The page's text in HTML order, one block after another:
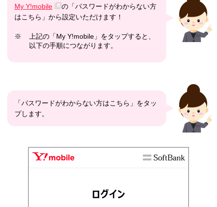
My Y!mobile
の「パスワードがわからない方
はこちら」から設定いただけます！
※
上記の「My Y!mobile」をタップすると、
以下の手順につながります。
「パスワードがわからない方はこちら」をタッ
プします。